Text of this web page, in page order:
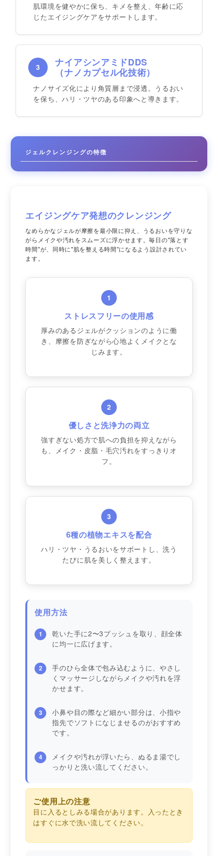
肌環境を健やかに保ち、キメを整え、年齢に応
じたエイジングケアをサポートします。
3
ナイアシンアミドDDS
（ナノカプセル化技術）
ナノサイズ化により角質層まで浸透。うるおい
を保ち、ハリ・ツヤのある印象へと導きます。
ジェルクレンジングの特徴
エイジングケア発想のクレンジング
なめらかなジェルが摩擦を最小限に抑え、うるおいを守りな
がらメイクや汚れをスムーズに浮かせます。毎日の"落とす
時間"が、同時に"肌を整える時間"になるよう設計されてい
ます。
1
ストレスフリーの使用感
厚みのあるジェルがクッションのように働
き、摩擦を防ぎながら心地よくメイクとな
じみます。
2
優しさと洗浄力の両立
強すぎない処方で肌への負担を抑えながら
も、メイク・皮脂・毛穴汚れをすっきりオ
フ。
3
6種の植物エキスを配合
ハリ・ツヤ・うるおいをサポートし、洗う
たびに肌を美しく整えます。
使用方法
1
乾いた手に2〜3プッシュを取り、顔全体
に均一に広げます。
2
手のひら全体で包み込むように、やさし
くマッサージしながらメイクや汚れを浮
かせます。
3
小鼻や目の際など細かい部分は、小指や
指先でソフトになじませるのがおすすめ
です。
4
メイクや汚れが浮いたら、ぬるま湯でし
っかりと洗い流してください。
ご使用上の注意
目に入るとしみる場合があります。入ったとき
はすぐに水で洗い流してください。